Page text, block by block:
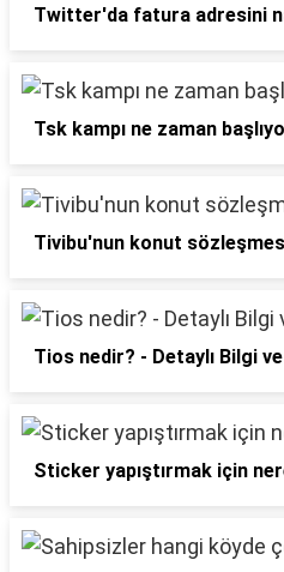
Twitter'da fatura adresini
Tsk kampı ne zaman
Tivibu'nun konut
Tios nedir? - Detaylı Bilgi
Sticker yapıştırmak için